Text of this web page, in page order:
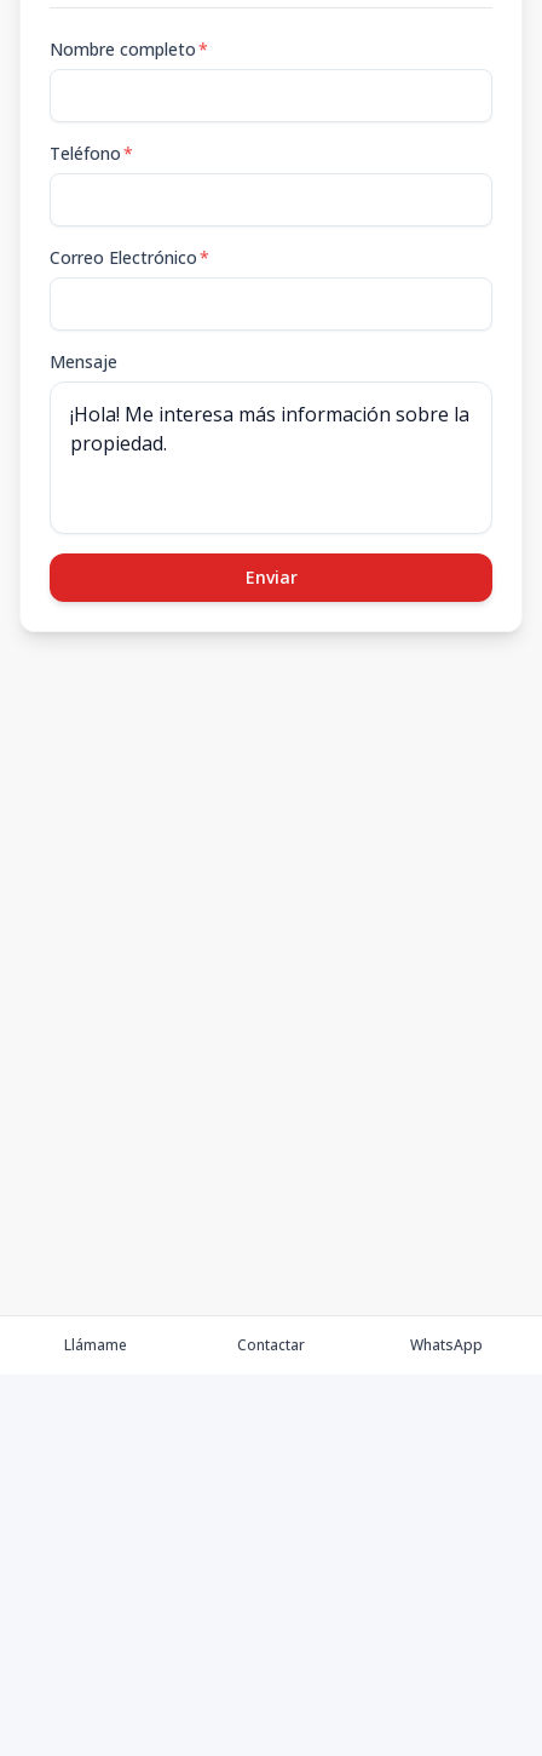
Nombre completo*
Teléfono*
Correo Electrónico*
Mensaje
Enviar
Llámame Contactar WhatsApp